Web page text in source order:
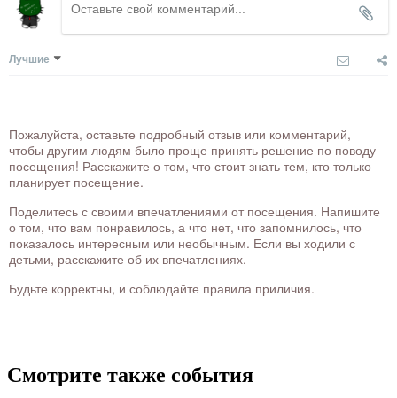
Лучшие
Пожалуйста, оставьте подробный отзыв или комментарий,
чтобы другим людям было проще принять решение по поводу
посещения! Расскажите о том, что стоит знать тем, кто только
планирует посещение.
Поделитесь с своими впечатлениями от посещения. Напишите
о том, что вам понравилось, а что нет, что запомнилось, что
показалось интересным или необычным. Если вы ходили с
детьми, расскажите об их впечатлениях.
Будьте корректны, и соблюдайте правила приличия.
Смотрите также события